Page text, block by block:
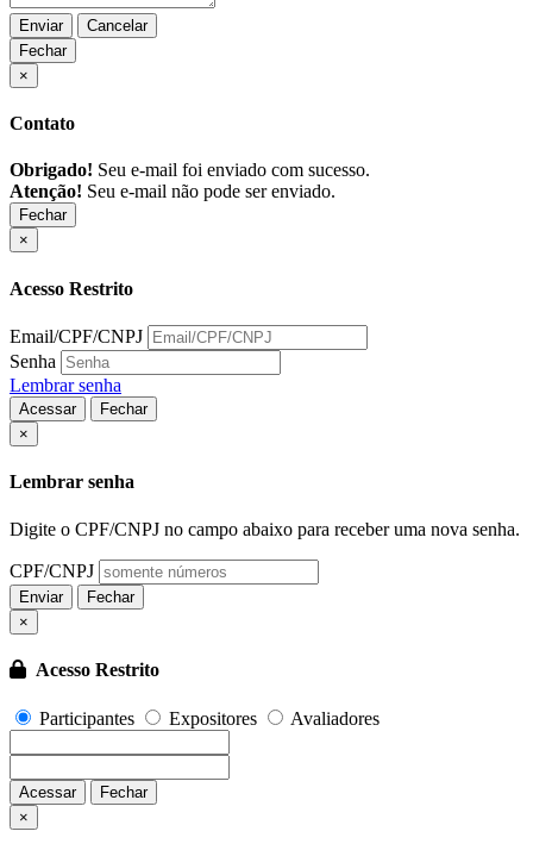
Enviar
Cancelar
Fechar
×
Contato
Obrigado! Seu e-mail foi enviado com sucesso.
Atenção! Seu e-mail não pode ser enviado.
Fechar
×
Acesso Restrito
Email/CPF/CNPJ
Senha
Lembrar senha
Acessar
Fechar
×
Lembrar senha
Digite o CPF/CNPJ no campo abaixo para receber uma nova senha.
CPF/CNPJ
Enviar
Fechar
×
Acesso Restrito
Participantes Expositores Avaliadores
Acessar
Fechar
×